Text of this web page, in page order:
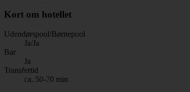
Kort om hotellet
Udendørspool/Børnepool
Ja/Ja
Bar
Ja
Transfertid
ca. 50-70 min